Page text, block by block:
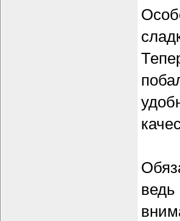
ведь